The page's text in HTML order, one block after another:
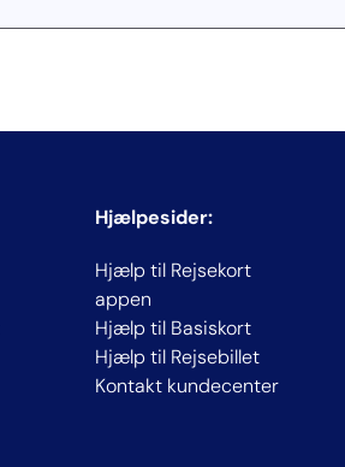
Hjælpesider:
Hjælp til Rejsekort
appen
Hjælp til Basiskort
Hjælp til Rejsebillet
Kontakt kundecenter